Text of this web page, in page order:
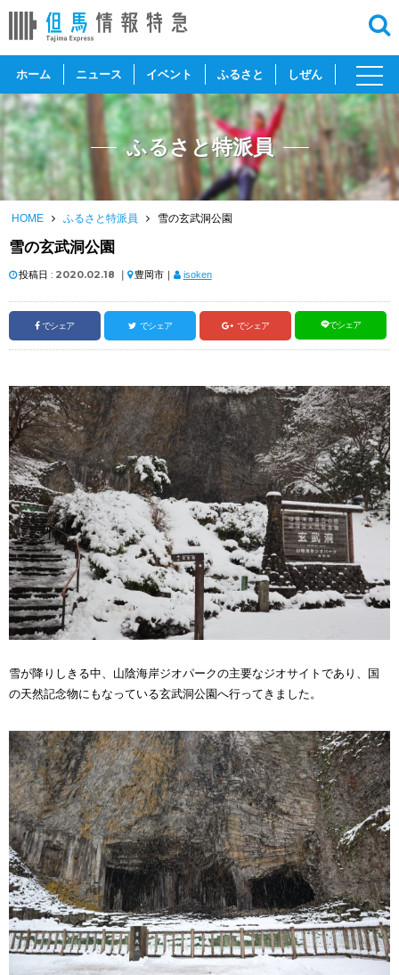
ホーム ニュース イベント ふるさと しぜん
toggle
ふるさと特派員
HOME ふるさと特派員 雪の玄武洞公園
雪の玄武洞公園
投稿日 : 2020.02.18 ｜ 豊岡市｜ isoken
でシェア でシェア でシェア でシェア
雪が降りしきる中、山陰海岸ジオパークの主要なジオサイトであり、国
の天然記念物にもなっている玄武洞公園へ行ってきました。